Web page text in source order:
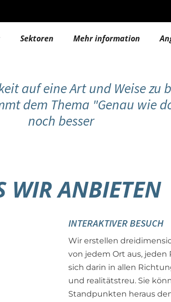
Sektoren Mehr information
auf eine Art und Weise zu
dem Thema "Genau wie
noch besser
WIR ANBIETEN
INTERAKTIVER BESUCH
Wir erstellen
von jedem Ort aus,
sich darin in allen
und realitätstreu. Sie
Standpunkten heraus